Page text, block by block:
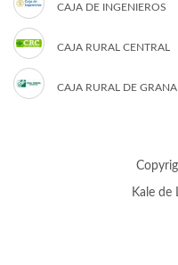
CAJA DE INGENIEROS
CAJA RURAL CENTRAL
CAJA RURAL DE
Kalede